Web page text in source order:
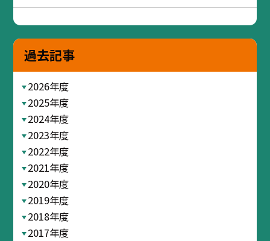
過去記事
2026年度
2025年度
2024年度
2023年度
2022年度
2021年度
2020年度
2019年度
2018年度
2017年度